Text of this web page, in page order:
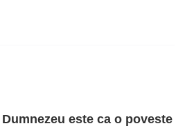
este ca o poveste